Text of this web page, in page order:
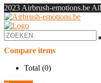
2023 Airbrush-emotions.be
Compare items
Total (0)